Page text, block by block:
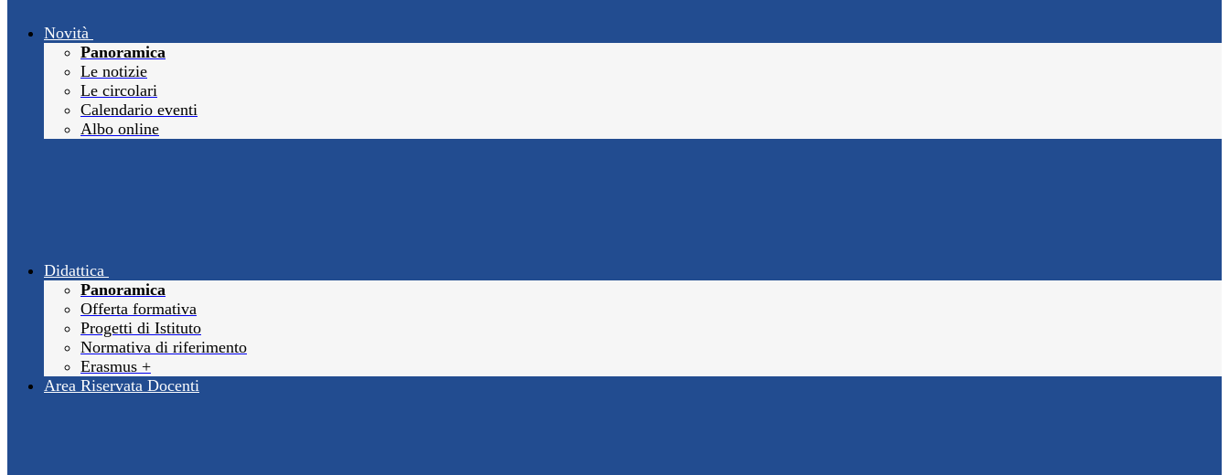
Novità
Panoramica
Le notizie
Le circolari
Calendario eventi
Albo online
Didattica
Panoramica
Offerta formativa
Progetti di Istituto
Normativa di riferimento
Erasmus +
Area Riservata Docenti